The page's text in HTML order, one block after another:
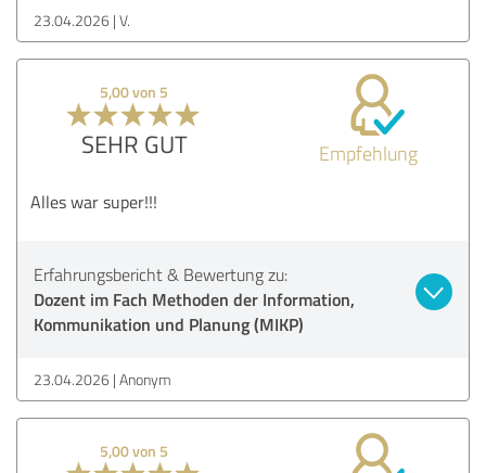
23.04.2026 V.
5,00 von 5
SEHR GUT Empfehlung
Alles war super!!!
Erfahrungsbericht & Bewertung zu:
Dozent im Fach Methoden der Information,
Kommunikation und Planung (MIKP)
23.04.2026 Anonym
5,00 von 5